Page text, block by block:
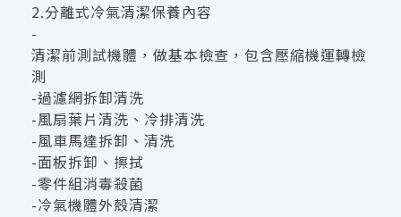
2.分離式冷氣清潔保養內容
-
清潔前測試機體，做基本檢查，包含壓縮機運轉檢
測
-過濾網拆卸清洗
-風扇葉片清洗、冷排清洗
-風車馬達拆卸、清洗
-面板拆卸、擦拭
-零件組消毒殺菌
-冷氣機體外殼清潔